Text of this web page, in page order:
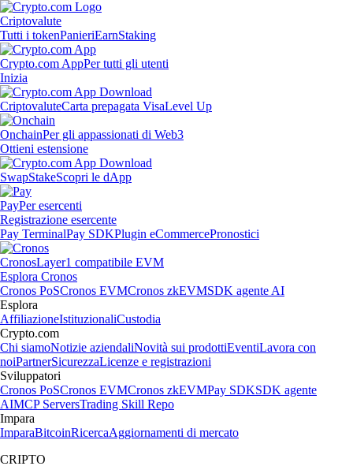
Criptovalute
Tutti i tokenPanieriEarnStaking
Crypto.com AppPer tutti gli utenti
Inizia
CriptovaluteCarta prepagata VisaLevel Up
OnchainPer gli appassionati di Web3
Ottieni estensione
SwapStakeScopri le dApp
PayPer esercenti
Registrazione esercente
Pay TerminalPay SDKPlugin eCommercePronostici
CronosLayer1 compatibile EVM
Esplora Cronos
Cronos PoSCronos EVMCronos zkEVMSDK agente AI
Esplora
AffiliazioneIstituzionaliCustodia
Crypto.com
Chi siamoNotizie aziendaliNovità sui prodottiEventiLavora con
noiPartnerSicurezzaLicenze e registrazioni
Sviluppatori
Cronos PoSCronos EVMCronos zkEVMPay SDKSDK agente
AIMCP ServersTrading Skill Repo
Impara
ImparaBitcoinRicercaAggiornamenti di mercato
CRIPTO